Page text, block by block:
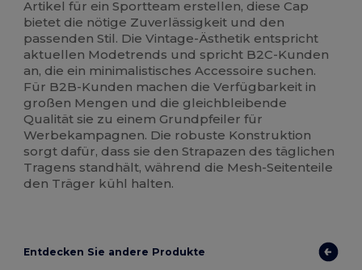
Artikel für ein Sportteam erstellen, diese Cap
bietet die nötige Zuverlässigkeit und den
passenden Stil. Die Vintage-Ästhetik entspricht
aktuellen Modetrends und spricht B2C-Kunden
an, die ein minimalistisches Accessoire suchen.
Für B2B-Kunden machen die Verfügbarkeit in
großen Mengen und die gleichbleibende
Qualität sie zu einem Grundpfeiler für
Werbekampagnen. Die robuste Konstruktion
sorgt dafür, dass sie den Strapazen des täglichen
Tragens standhält, während die Mesh-Seitenteile
den Träger kühl halten.
Entdecken Sie andere Produkte